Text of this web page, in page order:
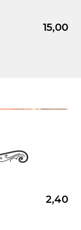
15,00
2,40